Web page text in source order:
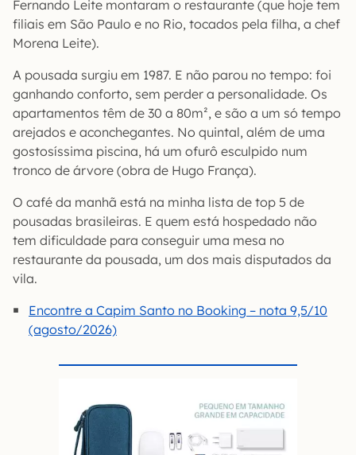
Fernando Leite montaram o restaurante (que hoje tem
filiais em São Paulo e no Rio, tocados pela filha, a chef
Morena Leite).
A pousada surgiu em 1987. E não parou no tempo: foi
ganhando conforto, sem perder a personalidade. Os
apartamentos têm de 30 a 80m², e são a um só tempo
arejados e aconchegantes. No quintal, além de uma
gostosíssima piscina, há um ofurô esculpido num
tronco de árvore (obra de Hugo França).
O café da manhã está na minha lista de top 5 de
pousadas brasileiras. E quem está hospedado não
tem dificuldade para conseguir uma mesa no
restaurante da pousada, um dos mais disputados da
vila.
Encontre a Capim Santo no Booking – nota 9,5/10
(agosto/2026)